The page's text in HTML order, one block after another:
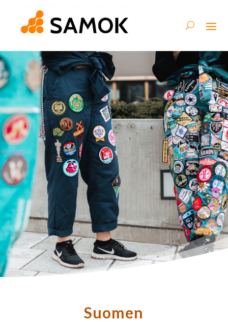
Suomen